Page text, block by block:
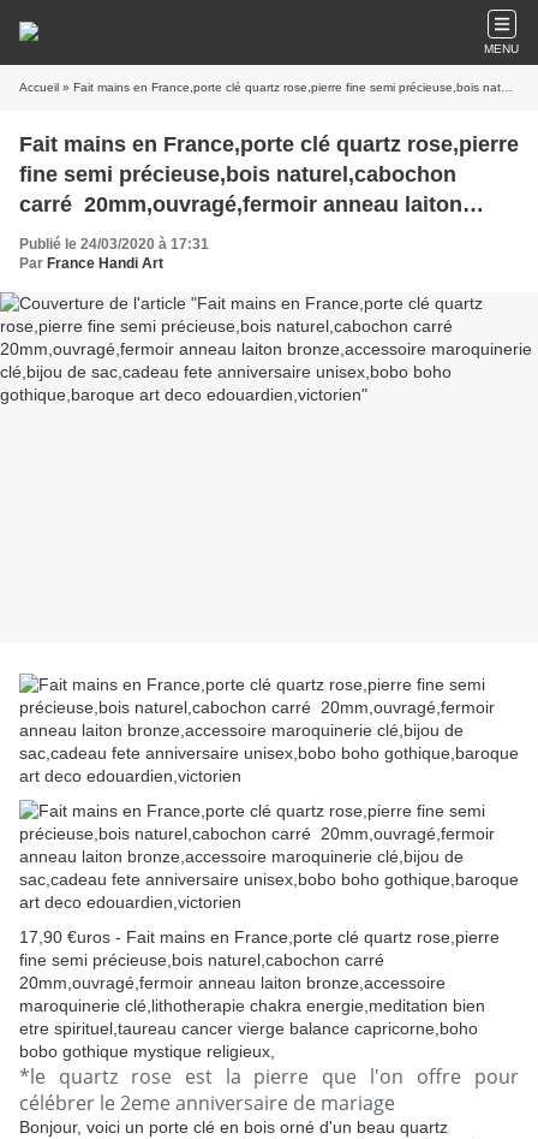
MENU
Accueil » Fait mains en France,porte clé quartz rose,pierre fine semi précieuse,bois naturel,cabochon carré 20mm,ouvragé,fermoir anneau laiton bronze,accessoire maroquinerie clé,bijou de sac,cadeau fete anniversaire unisex,bobo boho gothique,baroque art deco edouardien,victorien
Fait mains en France,porte clé quartz rose,pierre
fine semi précieuse,bois naturel,cabochon
carré 20mm,ouvragé,fermoir anneau laiton
bronze,accessoire maroquinerie clé,bijou de
sac,cadeau fete anniversaire unisex,bobo boho
gothique,baroque art deco edouardien,victorien
Publié le 24/03/2020 à 17:31
Par France Handi Art
17,90 €uros - Fait mains en France,porte clé quartz rose,pierre
fine semi précieuse,bois naturel,cabochon carré
20mm,ouvragé,fermoir anneau laiton bronze,accessoire
maroquinerie clé,lithotherapie chakra energie,meditation bien
etre spirituel,taureau cancer vierge balance capricorne,boho
bobo gothique mystique religieux,
*le quartz rose est la pierre que l'on offre pour
célébrer le 2eme anniversaire de mariage
Bonjour, voici un porte clé en bois orné d'un beau quartz